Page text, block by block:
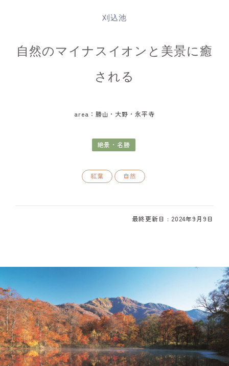
刈込池
自然のマイナスイオンと美景に癒
される
area：勝山・大野・永平寺
絶景・名勝
紅葉 自然
最終更新日 : 2024年9月9日